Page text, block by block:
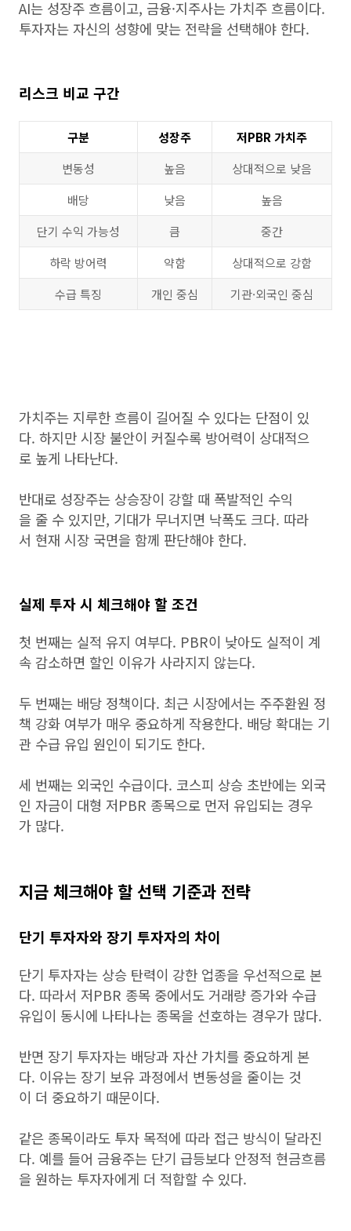
AI는 성장주 흐름이고, 금융·지주사는 가치주 흐름이다.
투자자는 자신의 성향에 맞는 전략을 선택해야 한다.
리스크 비교 구간
구분 성장주
저PBR 가치주
변동성
높음
상대적으로 낮음
배당
낮음
높음
단기 수익 가능성
큼
중간
하락 방어력
약함
상대적으로 강함
수급 특징
개인 중심 기관·외국인 중심
가치주는 지루한 흐름이 길어질 수 있다는 단점이 있
다. 하지만 시장 불안이 커질수록 방어력이 상대적으
로 높게 나타난다.
반대로 성장주는 상승장이 강할 때 폭발적인 수익
을 줄 수 있지만, 기대가 무너지면 낙폭도 크다. 따라
서 현재 시장 국면을 함께 판단해야 한다.
실제 투자 시 체크해야 할 조건
첫 번째는 실적 유지 여부다. PBR이 낮아도 실적이 계
속 감소하면 할인 이유가 사라지지 않는다.
두 번째는 배당 정책이다. 최근 시장에서는 주주환원 정
책 강화 여부가 매우 중요하게 작용한다. 배당 확대는 기
관 수급 유입 원인이 되기도 한다.
세 번째는 외국인 수급이다. 코스피 상승 초반에는 외국
인 자금이 대형 저PBR 종목으로 먼저 유입되는 경우
가 많다.
지금 체크해야 할 선택 기준과 전략
단기 투자자와 장기 투자자의 차이
단기 투자자는 상승 탄력이 강한 업종을 우선적으로 본
다. 따라서 저PBR 종목 중에서도 거래량 증가와 수급
유입이 동시에 나타나는 종목을 선호하는 경우가 많다.
반면 장기 투자자는 배당과 자산 가치를 중요하게 본
다. 이유는 장기 보유 과정에서 변동성을 줄이는 것
이 더 중요하기 때문이다.
같은 종목이라도 투자 목적에 따라 접근 방식이 달라진
다. 예를 들어 금융주는 단기 급등보다 안정적 현금흐름
을 원하는 투자자에게 더 적합할 수 있다.